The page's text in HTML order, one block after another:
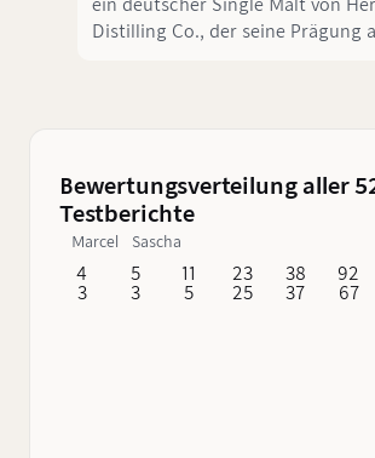
ein deutscher Single Malt von
Distilling Co., der seine Prägung
Bewertungsverteilung aller
Testberichte
Marcel Sascha
4
3
5
3
11
5
23
25
38
37
92
67